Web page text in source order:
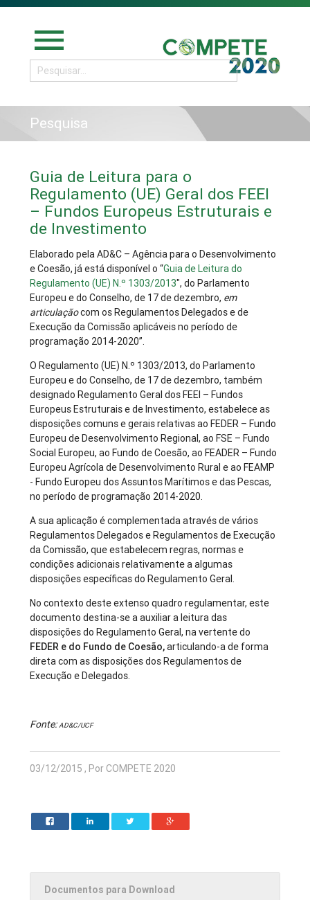
menu
Pesquisa
Guia de Leitura para o
Regulamento (UE) Geral dos FEEI
– Fundos Europeus Estruturais e
de Investimento
Elaborado pela AD&C – Agência para o Desenvolvimento
e Coesão, já está disponível o “Guia de Leitura do
Regulamento (UE) N.º 1303/2013", do Parlamento
Europeu e do Conselho, de 17 de dezembro, em
articulaçãocom os Regulamentos Delegados e de
Execução da Comissão aplicáveis no período de
programação 2014-2020”.
O Regulamento (UE) N.º 1303/2013, do Parlamento
Europeu e do Conselho, de 17 de dezembro, também
designado Regulamento Geral dos FEEI – Fundos
Europeus Estruturais e de Investimento, estabelece as
disposições comuns e gerais relativas ao FEDER – Fundo
Europeu de Desenvolvimento Regional, ao FSE – Fundo
Social Europeu, ao Fundo de Coesão, ao FEADER – Fundo
Europeu Agrícola de Desenvolvimento Rural e ao FEAMP
- Fundo Europeu dos Assuntos Marítimos e das Pescas,
no período de programação 2014-2020.
A sua aplicação é complementada através de vários
Regulamentos Delegados e Regulamentos de Execução
da Comissão, que estabelecem regras, normas e
condições adicionais relativamente a algumas
disposições específicas do Regulamento Geral.
No contexto deste extenso quadro regulamentar, este
documento destina-se a auxiliar a leitura das
disposições do Regulamento Geral, na vertente do
FEDER e do Fundo de Coesão,articulando-a de forma
direta com as disposições dos Regulamentos de
Execução e Delegados.
Fonte:AD&C/UCF
03/12/2015 , Por COMPETE 2020
Documentos para Download